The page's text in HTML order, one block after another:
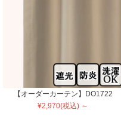
【オーダーカーテン】DO1722
¥2,970(税込) ～